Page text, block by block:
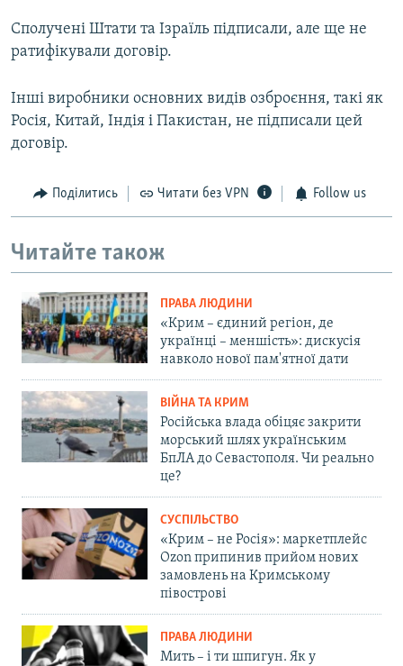
Сполучені Штати та Ізраїль підписали, але ще не
ратифікували договір.
Інші виробники основних видів озброєння, такі як
Росія, Китай, Індія і Пакистан, не підписали цей
договір.
Поділитись Читати без VPN Follow us
Читайте також
ПРАВА ЛЮДИНИ
«Крим – єдиний регіон, де
українці – меншість»: дискусія
навколо нової пам'ятної дати
ВІЙНА ТА КРИМ
Російська влада обіцяє закрити
морський шлях українським
БпЛА до Севастополя. Чи реально
це?
СУСПІЛЬСТВО
«Крим – не Росія»: маркетплейс
Ozon припинив прийом нових
замовлень на Кримському
півострові
ПРАВА ЛЮДИНИ
Мить – і ти шпигун. Як у